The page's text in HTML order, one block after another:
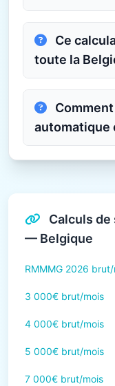
toute la
automatique
Calculs
— Belgique
RMMMG 2026
3 000€ brut/mois
4 000€ brut/mois
5 000€ brut/mois
7 000€ brut/mois